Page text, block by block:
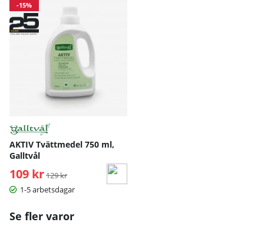
-15%
AKTIV Tvättmedel 750 ml,
Galltvål
109 kr Ordinarie pris:
129 kr
1-5 arbetsdagar
Se fler varor